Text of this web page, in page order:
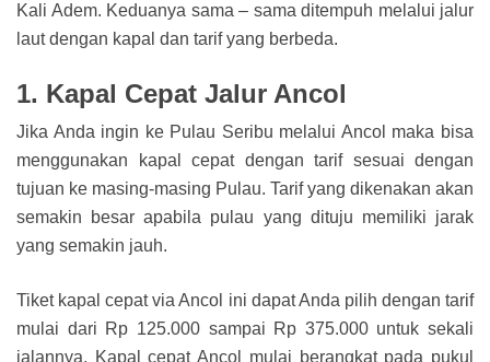
Kali Adem. Keduanya sama – sama ditempuh melalui jalur
laut dengan kapal dan tarif yang berbeda.
1. Kapal Cepat Jalur Ancol
Jika Anda ingin ke Pulau Seribu melalui Ancol maka bisa
menggunakan kapal cepat dengan tarif sesuai dengan
tujuan ke masing-masing Pulau. Tarif yang dikenakan akan
semakin besar apabila pulau yang dituju memiliki jarak
yang semakin jauh.
Tiket kapal cepat via Ancol ini dapat Anda pilih dengan tarif
mulai dari Rp 125.000 sampai Rp 375.000 untuk sekali
jalannya. Kapal cepat Ancol mulai berangkat pada pukul